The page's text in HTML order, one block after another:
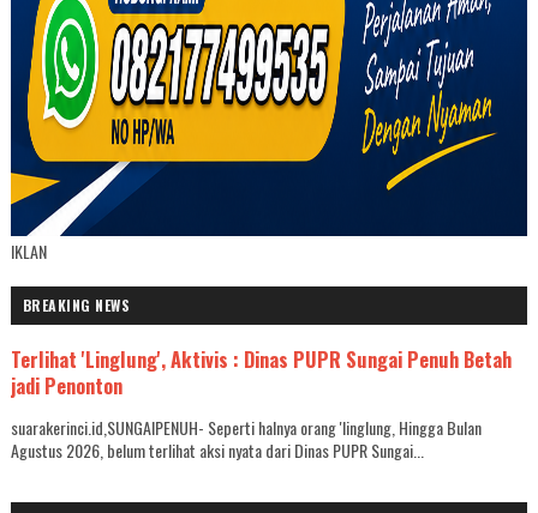
IKLAN
BREAKING NEWS
Terlihat 'Linglung', Aktivis : Dinas PUPR Sungai Penuh Betah
jadi Penonton
suarakerinci.id,SUNGAIPENUH- Seperti halnya orang 'linglung, Hingga Bulan
Agustus 2026, belum terlihat aksi nyata dari Dinas PUPR Sungai...